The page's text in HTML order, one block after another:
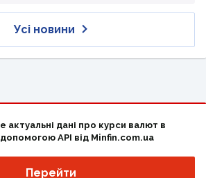
Усі новини
актуальні дані про курси валют в
допомогою API від Minfin.com.ua
Перейти